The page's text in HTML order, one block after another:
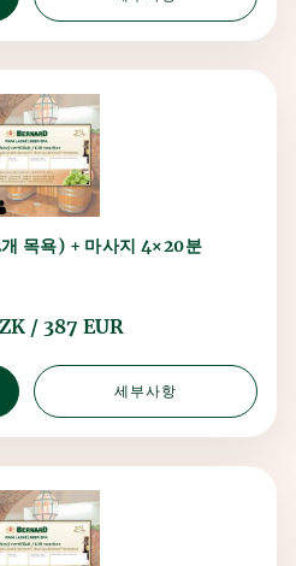
목욕) + 마사지 4×20분
/ 387 EUR
세부사항